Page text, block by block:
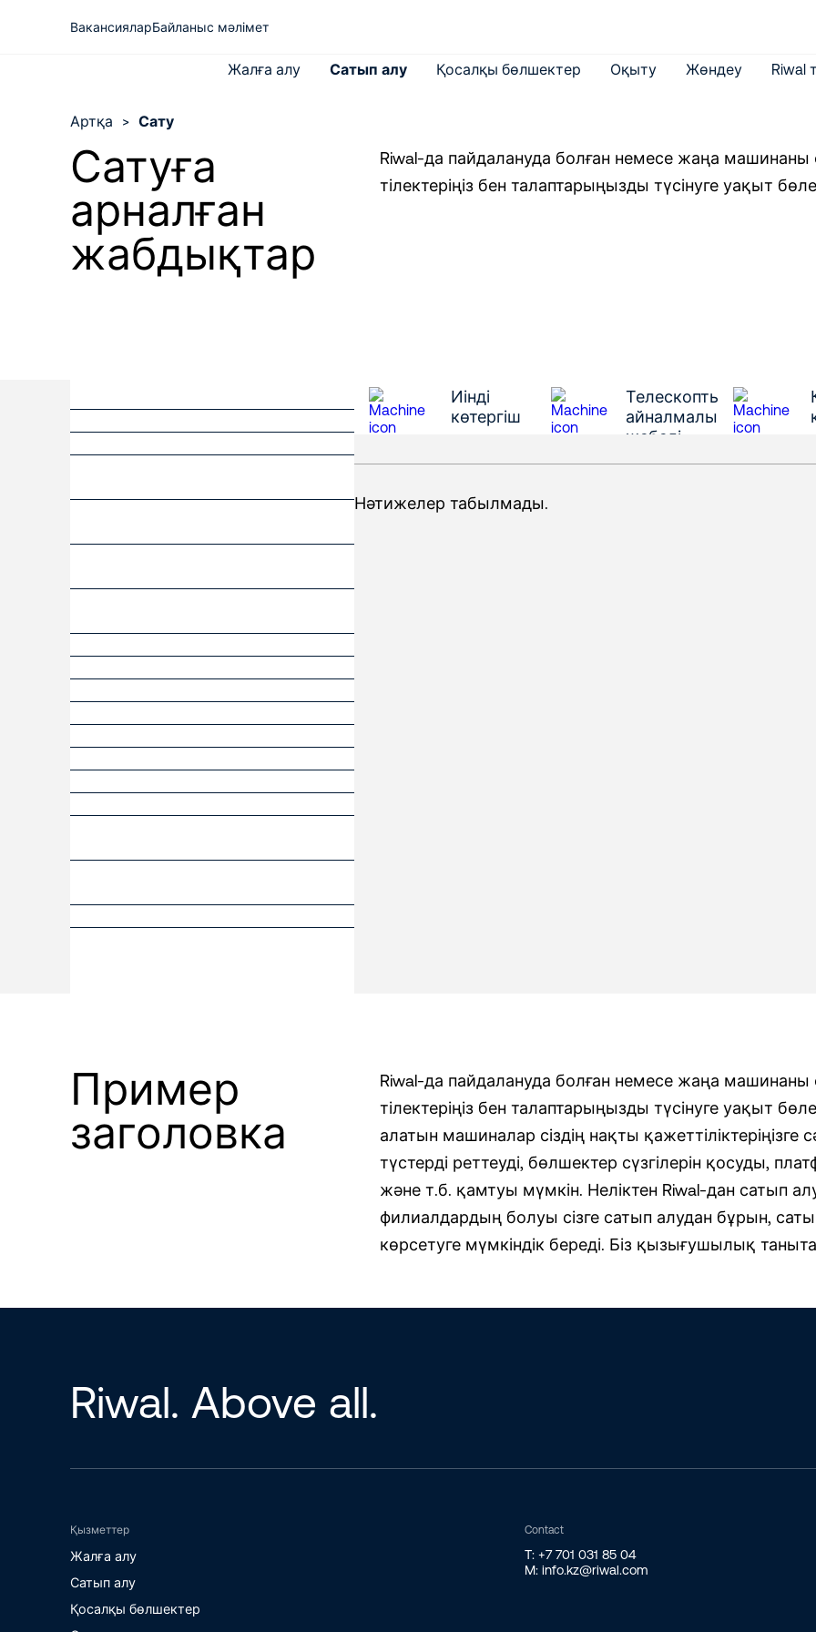
ВакансияларБайланыс мәлімет
Жалға алу
Көтергіш жұмыс
платформасы
Телескопты тиегіштер
Халықаралық жалдау
Сатып алу
Жаңа машиналар
Б/у машиналар
Қосалқы бөлшектер Оқыту Жөндеу Riwal
Riwal туралы
Сараптама
Жаңалықтар
Артқа > Сату
Сатуға
арналған
жабдықтар
Riwal-да пайдалануда болған немесе жаңа машинаны
тілектеріңіз бен талаптарыңызды түсінуге уақыт
Иінді
көтергіш
Телескоптық
айналмалы
жебелі
Нәтижелер табылмады.
Пример
заголовка
Riwal-да пайдалануда болған немесе жаңа машинаны
тілектеріңіз бен талаптарыңызды түсінуге уақыт
алатын машиналар сіздің нақты қажеттіліктеріңізге
түстерді реттеуді, бөлшектер сүзгілерін қосуды,
және т.б. қамтуы мүмкін. Неліктен Riwal-дан сатып
филиалдардың болуы сізге сатып алудан бұрын,
көрсетуге мүмкіндік береді. Біз қызығушылық
Riwal. Above all.
Қызметтер
Жалға алу
Сатып алу
Қосалқы бөлшектер
Contact
T: +7 701 031 85 04
M: info.kz@riwal.com